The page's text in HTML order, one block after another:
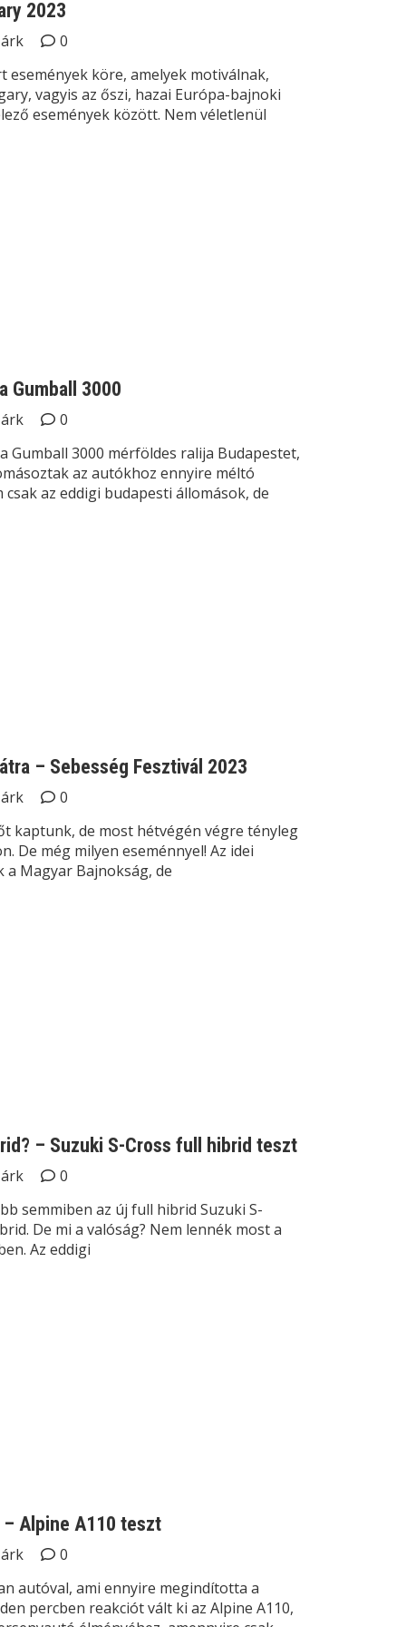
2023
0
események köre, amelyek motiválnak,
vagyis az őszi, hazai Európa-bajnoki
események között. Nem véletlenül
Gumball 3000
0
Gumball 3000 mérföldes ralija Budapestet,
az autókhoz ennyire méltó
az eddigi budapesti állomások, de
– Sebesség Fesztivál 2023
0
kaptunk, de most hétvégén végre tényleg
De még milyen eseménnyel! Az idei
a Magyar Bajnokság, de
– Suzuki S-Cross full hibrid teszt
0
semmiben az új full hibrid Suzuki S-
De mi a valóság? Nem lennék most a
Az eddigi
Alpine A110 teszt
0
autóval, ami ennyire megindította a
percben reakciót vált ki az Alpine A110,